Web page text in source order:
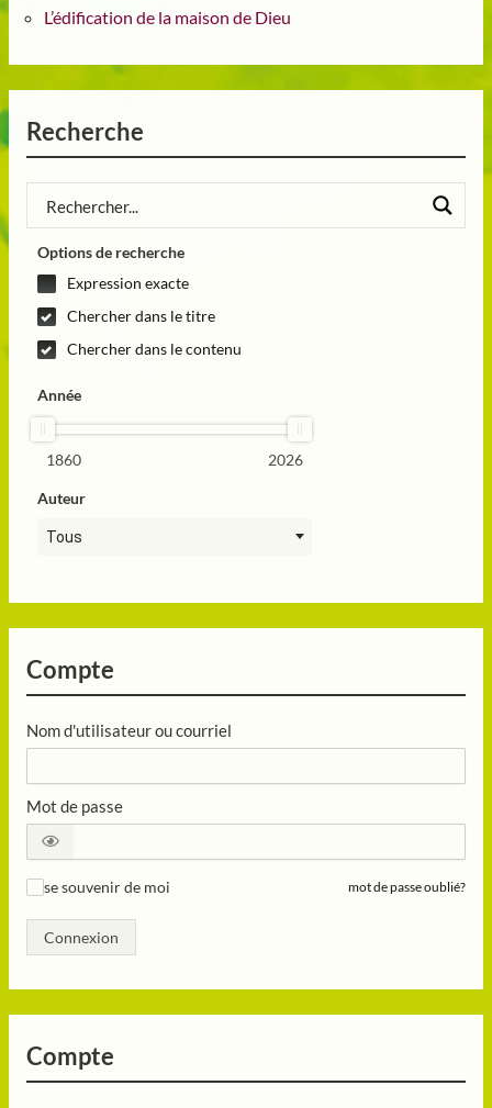
L’édification de la maison de Dieu
Recherche
Options de recherche
Expression exacte
Chercher dans le titre
Chercher dans le contenu
Année
1860 2026
Auteur
Tous
Compte
Nom d'utilisateur ou courriel
Mot de passe
se souvenir de moi mot de passe oublié?
Connexion
Compte